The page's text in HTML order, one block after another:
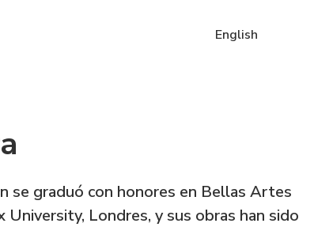
English
se graduó con honores en Bellas Artes
University, Londres, y sus obras han sido